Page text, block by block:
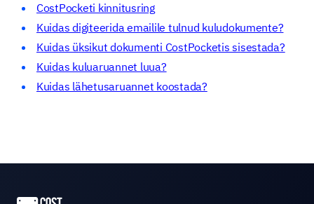
CostPocketi kinnitusring
Kuidas digiteerida emailile tulnud kuludokumente?
Kuidas üksikut dokumenti CostPocketis sisestada?
Kuidas kuluaruannet luua?
Kuidas lähetusaruannet koostada?